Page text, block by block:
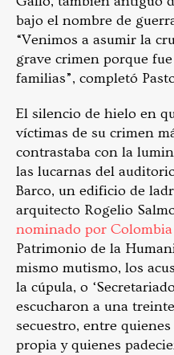
bajo el nombre de
“Venimos a asumir la
grave crimen porque
familias”, completó
El silencio de hielo en
víctimas de su crimen
contrastaba con la
las lucarnas del
Barco, un edificio de
arquitecto Rogelio
nominado por Colombia
Patrimonio de la
mismo mutismo, los
la cúpula, o
escucharon a una
secuestro, entre
propia y quienes